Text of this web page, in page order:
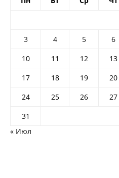
3
4 5 6
10
11 12 13
17
18 19 20
24
25 26 27
31
« Июл